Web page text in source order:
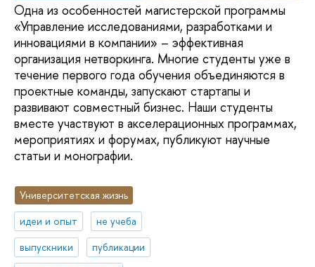
Одна из особенностей магистерской программы
«Управление исследованиями, разработками и
инновациями в компании» – эффективная
организация нетворкинга. Многие студенты уже в
течение первого года обучения объединяются в
проектные команды, запускают стартапы и
развивают совместный бизнес. Наши студенты
вместе участвуют в акселерационных программах,
мероприятиях и форумах, публикуют научные
статьи и монографии.
Университетская жизнь
идеи и опыт
не учеба
выпускники
публикации